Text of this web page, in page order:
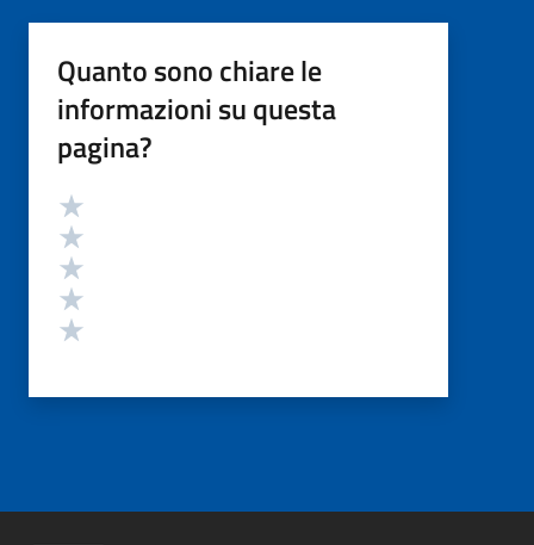
Quanto sono chiare le
informazioni su questa
pagina?
Valutazione